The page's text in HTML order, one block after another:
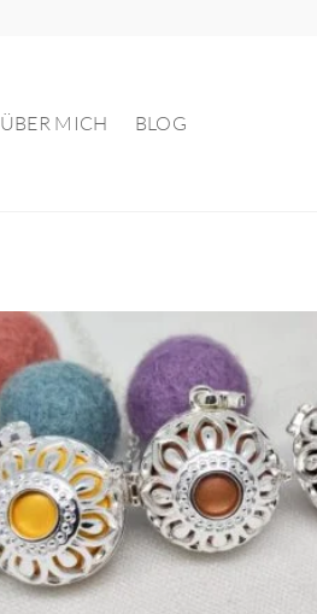
ÜBER MICH BLOG